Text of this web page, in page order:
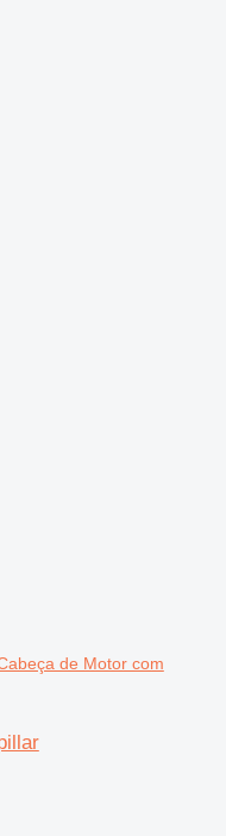
de Motor com